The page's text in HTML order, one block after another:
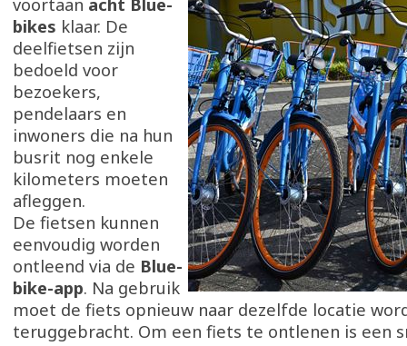
voortaan acht Blue-
bikes klaar. De
deelfietsen zijn
bedoeld voor
bezoekers,
pendelaars en
inwoners die na hun
busrit nog enkele
kilometers moeten
afleggen.
De fietsen kunnen
eenvoudig worden
ontleend via de Blue-
bike-app. Na gebruik
moet de fiets opnieuw naar dezelfde locatie
teruggebracht. Om een fiets te ontlenen is een